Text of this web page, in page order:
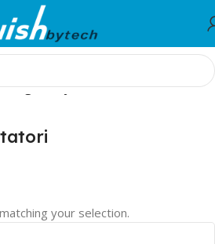
Zbrijte Shtatori”
your selection.